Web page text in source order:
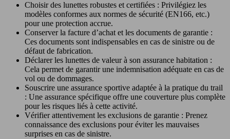
Choisir des lunettes robustes et certifiées : Privilégiez les
modèles conformes aux normes de sécurité (EN166, etc.)
pour une protection accrue.
Conserver la facture d’achat et les documents de garantie :
Ces documents sont indispensables en cas de sinistre ou de
défaut de fabrication.
Déclarer les lunettes de valeur à son assurance habitation :
Cela permet de garantir une indemnisation adéquate en cas de
vol ou de dommages.
Souscrire une assurance sportive adaptée à la pratique du trail
: Une assurance spécifique offre une couverture plus complète
pour les risques liés à cette activité.
Vérifier attentivement les exclusions de garantie : Prenez
connaissance des exclusions pour éviter les mauvaises
surprises en cas de sinistre.